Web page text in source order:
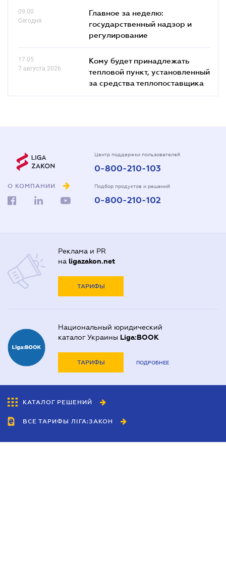
09.00
Сегодня
Главное за неделю:
государственный надзор и
регулирование
17.05
7 августа 2026
Кому будет принадлежать
тепловой пункт, установленный
за средства теплопоставщика
О КОМПАНИИ
Центр поддержки пользователей
0-800-210-103
Подбор продуктов и решений
0-800-210-102
Реклама и PR
на ligazakon.net
ТАРИФЫ
Национальный юридический
каталог Украины Liga:BOOK
ТАРИФЫ ПОДРОБНЕЕ
КАТАЛОГ РЕШЕНИЙ
ВСЕ ТАРИФЫ ЛІГА:ЗАКОН